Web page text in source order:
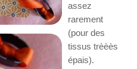
assez
rarement
(pour des
tissus trèèès
épais).